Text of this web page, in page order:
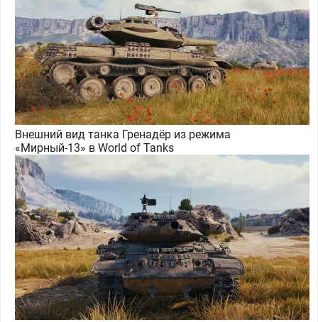
Внешний вид танка Гренадёр из режима
«Мирный-13» в World of Tanks